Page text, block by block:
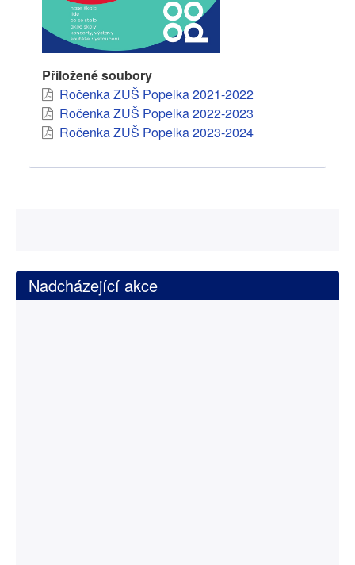
Přiložené soubory
Ročenka ZUŠ Popelka 2021-2022
Ročenka ZUŠ Popelka 2022-2023
Ročenka ZUŠ Popelka 2023-2024
Nadcházející akce